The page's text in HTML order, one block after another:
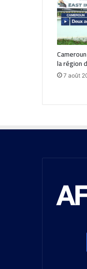
la région
7 août